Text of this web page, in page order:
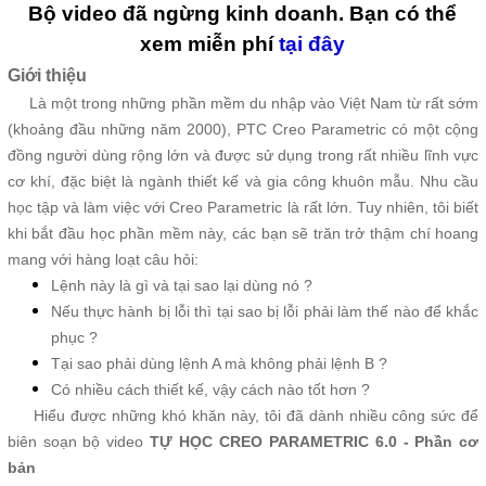
Bộ video đã ngừng kinh doanh. Bạn có thể
xem miễn phítại đây
Giới thiệu
Là một trong những phần mềm du nhập vào Việt Nam từ rất sớm
(khoảng đầu những năm 2000), PTC Creo Parametric có một cộng
đồng người dùng rộng lớn và được sử dụng trong rất nhiều lĩnh vực
cơ khí, đặc biệt là ngành thiết kế và gia công khuôn mẫu. Nhu cầu
học tập và làm việc với Creo Parametric là rất lớn. Tuy nhiên, tôi biết
khi bắt đầu học phần mềm này, các bạn sẽ trăn trở thậm chí hoang
mang với hàng loạt câu hỏi:
Lệnh này là gì và tại sao lại dùng nó ?
Nếu thực hành bị lỗi thì tại sao bị lỗi phải làm thế nào để khắc
phục ?
Tại sao phải dùng lệnh A mà không phải lệnh B ?
Có nhiều cách thiết kế, vậy cách nào tốt hơn ?
Hiểu được những khó khăn này, tôi đã dành nhiều công sức để
biên soạn bộ videoTỰ HỌC CREO PARAMETRIC 6.0 - Phần cơ
bản